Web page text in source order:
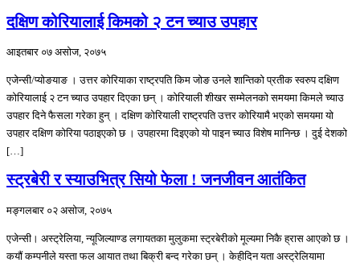
दक्षिण कोरियालाई किमको २ टन च्याउ उपहार
आइतबार ०७ असोज, २०७५
एजेन्सी/प्योङयाङ । उत्तर कोरियाका राष्ट्रपति किम जोङ उनले शान्तिको प्रतीक स्वरुप दक्षिण
कोरियालाई २ टन च्याउ उपहार दिएका छन् । कोरियाली शीखर सम्मेलनको समयमा किमले च्याउ
उपहार दिने फैसला गरेका हुन् । दक्षिण कोरियाली राष्ट्रपति उत्तर कोरियामै भएको समयमा यो
उपहार दक्षिण कोरिया पठाइएको छ । उपहारमा दिइएको यो पाइन च्याउ विशेष मानिन्छ । दुई देशको
[…]
स्ट्रबेरी र स्याउभित्र सियो फेला ! जनजीवन आतंकित
मङ्गलबार ०२ असोज, २०७५
एजेन्सी। अस्ट्रेलिया, न्यूजिल्याण्ड लगायतका मुलुकमा स्ट्रबेरीको मूल्यमा निकै ह्रास आएको छ ।
कयौं कम्पनीले यस्ता फल आयात तथा बिक्री बन्द गरेका छन् । केहीदिन यता अस्ट्रेलियामा